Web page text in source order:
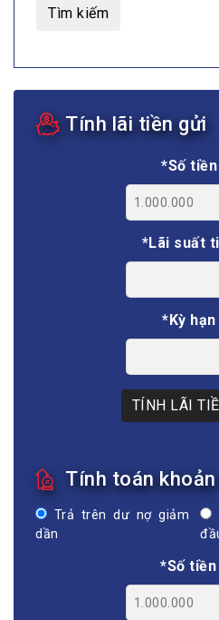
Tìm kiếm
Tính lãi tiền gửi
*Số
*Lãi suất
*Kỳ
TÍNH LÃI
Tính toán
Trả trên dư nợ giảm
dần
*Số